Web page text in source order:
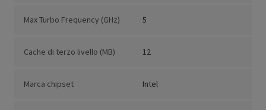
Max Turbo Frequency (GHz) 5
Cache di terzo livello (MB) 12
Marca chipset Intel